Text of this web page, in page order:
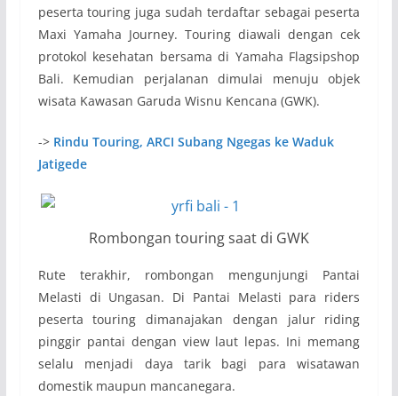
peserta touring juga sudah terdaftar sebagai peserta
Maxi Yamaha Journey. Touring diawali dengan cek
protokol kesehatan bersama di Yamaha Flagsipshop
Bali. Kemudian perjalanan dimulai menuju objek
wisata Kawasan Garuda Wisnu Kencana (GWK).
-> Rindu Touring, ARCI Subang Ngegas ke Waduk
Jatigede
Rombongan touring saat di GWK
Rute terakhir, rombongan mengunjungi Pantai
Melasti di Ungasan. Di Pantai Melasti para riders
peserta touring dimanajakan dengan jalur riding
pinggir pantai dengan view laut lepas. Ini memang
selalu menjadi daya tarik bagi para wisatawan
domestik maupun mancanegara.